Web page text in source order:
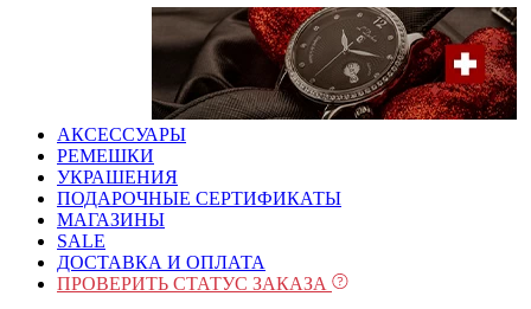
АКСЕССУАРЫ
РЕМЕШКИ
УКРАШЕНИЯ
ПОДАРОЧНЫЕ СЕРТИФИКАТЫ
МАГАЗИНЫ
SALE
ДОСТАВКА И ОПЛАТА
ПРОВЕРИТЬ СТАТУС ЗАКАЗА